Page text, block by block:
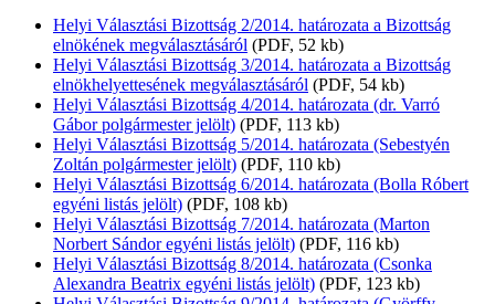
Helyi Választási Bizottság 2/2014. határozata a Bizottság
elnökének megválasztásáról (PDF, 52 kb)
Helyi Választási Bizottság 3/2014. határozata a Bizottság
elnökhelyettesének megválasztásáról (PDF, 54 kb)
Helyi Választási Bizottság 4/2014. határozata (dr. Varró
Gábor polgármester jelölt) (PDF, 113 kb)
Helyi Választási Bizottság 5/2014. határozata (Sebestyén
Zoltán polgármester jelölt) (PDF, 110 kb)
Helyi Választási Bizottság 6/2014. határozata (Bolla Róbert
egyéni listás jelölt) (PDF, 108 kb)
Helyi Választási Bizottság 7/2014. határozata (Marton
Norbert Sándor egyéni listás jelölt) (PDF, 116 kb)
Helyi Választási Bizottság 8/2014. határozata (Csonka
Alexandra Beatrix egyéni listás jelölt) (PDF, 123 kb)